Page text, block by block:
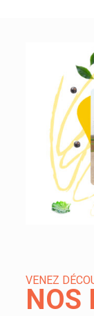
VENEZ
NOS